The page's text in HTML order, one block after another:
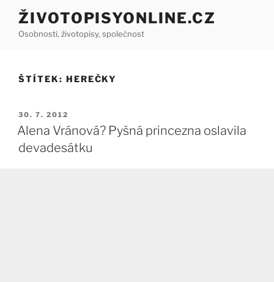
Přejít
obsahu
ŽIVOTOPISYONLINE.CZ
Osobnosti, životopisy, společnost
ŠTÍTEK: HEREČKY
PUBLIKOVÁNO
30. 7. 2012
Alena Vránová? Pyšná princezna oslavila
devadesátku